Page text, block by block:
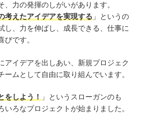
、力の発揮のしがいがあります。
考えたアイデアを実現する 」というの
し、力を伸ばし、成長できる、仕事に
びです。
アイデアを出しあい、新規プロジェク
ームとして自由に取り組んでいます。
をしよう！
」というスローガンのも
いろなプロジェクトが始まりました。